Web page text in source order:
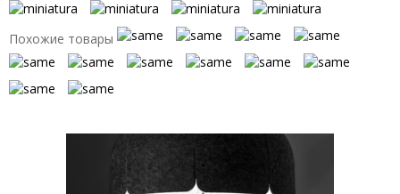
Похожие товары